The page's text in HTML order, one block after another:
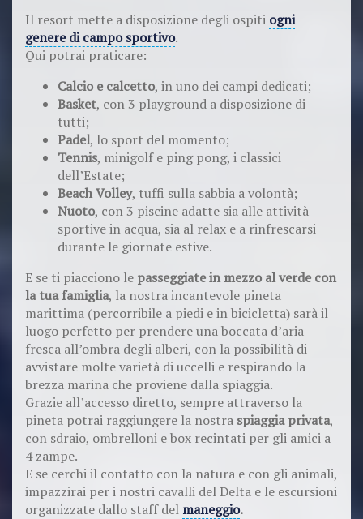
Il resort mette a disposizione degli ospiti ogni
genere di campo sportivo.
Qui potrai praticare:
Calcio e calcetto, in uno dei campi dedicati;
Basket, con 3 playground a disposizione di
tutti;
Padel, lo sport del momento;
Tennis, minigolf e ping pong, i classici
dell’Estate;
Beach Volley, tuffi sulla sabbia a volontà;
Nuoto, con 3 piscine adatte sia alle attività
sportive in acqua, sia al relax e a rinfrescarsi
durante le giornate estive.
E se ti piacciono le passeggiate in mezzo al verde con
la tua famiglia, la nostra incantevole pineta
marittima (percorribile a piedi e in bicicletta) sarà il
luogo perfetto per prendere una boccata d’aria
fresca all’ombra degli alberi, con la possibilità di
avvistare molte varietà di uccelli e respirando la
brezza marina che proviene dalla spiaggia.
Grazie all’accesso diretto, sempre attraverso la
pineta potrai raggiungere la nostra spiaggia privata,
con sdraio, ombrelloni e box recintati per gli amici a
4 zampe.
E se cerchi il contatto con la natura e con gli animali,
impazzirai per i nostri cavalli del Delta e le escursioni
organizzate dallo staff del maneggio.